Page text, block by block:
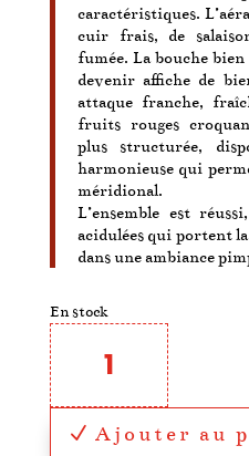
caractéristiques.
cuir frais, de
fumée. La bouche
devenir affiche de
attaque franche,
fruits rouges
plus structurée,
harmonieuse qui
méridional.
L’ensemble est
acidulées qui portent
dans une ambiance
En stock
quantité
de
Le
Petit
Grain
2023
Ajouter au